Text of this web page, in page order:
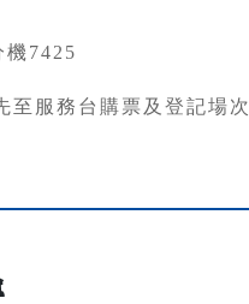
7425
至服務台購票及登記場次